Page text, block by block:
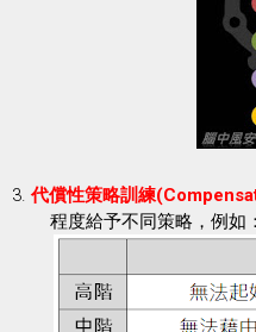
3.代償性策略訓練
程度給予不同策略，例如：